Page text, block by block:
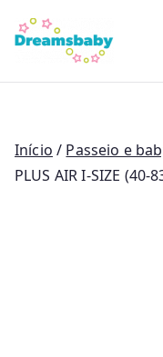
para
conteúdo
Início / Passeio e
PLUS AIR I-SIZE (40-